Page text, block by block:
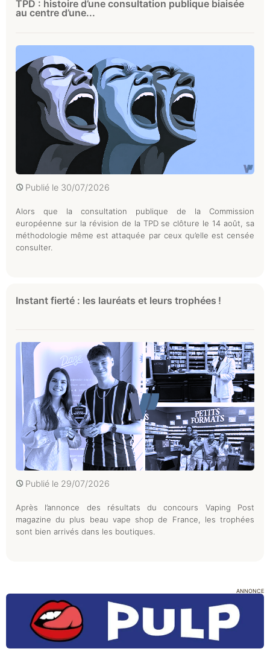
TPD : histoire d’une consultation publique biaisée
au centre d’une...
Publié le 30/07/2026
Alors que la consultation publique de la Commission
européenne sur la révision de la TPD se clôture le 14 août, sa
méthodologie même est attaquée par ceux qu’elle est censée
consulter.
Instant fierté : les lauréats et leurs trophées !
Publié le 29/07/2026
Après l’annonce des résultats du concours Vaping Post
magazine du plus beau vape shop de France, les trophées
sont bien arrivés dans les boutiques.
ANNONCE